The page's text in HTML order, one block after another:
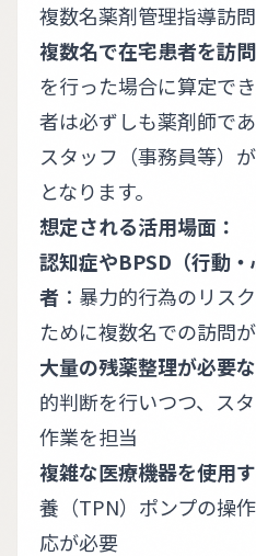
複数名薬剤管理指導訪問
複数名で在宅患者を訪問
を行った場合に算定で
者は必ずしも薬剤師で
スタッフ（事務員等）
となります。
想定される活用場面：
認知症やBPSD（行動
者 ：暴力的行為のリス
ために複数名での訪問
大量の残薬整理が必要
的判断を行いつつ、ス
作業を担当
複雑な医療機器を使用
養（TPN）ポンプの操
応が必要